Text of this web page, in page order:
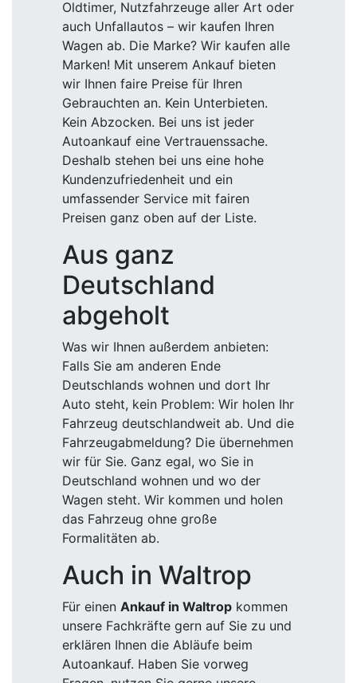
Oldtimer, Nutzfahrzeuge aller Art oder
auch Unfallautos – wir kaufen Ihren
Wagen ab. Die Marke? Wir kaufen alle
Marken! Mit unserem Ankauf bieten
wir Ihnen faire Preise für Ihren
Gebrauchten an. Kein Unterbieten.
Kein Abzocken. Bei uns ist jeder
Autoankauf eine Vertrauenssache.
Deshalb stehen bei uns eine hohe
Kundenzufriedenheit und ein
umfassender Service mit fairen
Preisen ganz oben auf der Liste.
Aus ganz
Deutschland
abgeholt
Was wir Ihnen außerdem anbieten:
Falls Sie am anderen Ende
Deutschlands wohnen und dort Ihr
Auto steht, kein Problem: Wir holen Ihr
Fahrzeug deutschlandweit ab. Und die
Fahrzeugabmeldung? Die übernehmen
wir für Sie. Ganz egal, wo Sie in
Deutschland wohnen und wo der
Wagen steht. Wir kommen und holen
das Fahrzeug ohne große
Formalitäten ab.
Auch in Waltrop
Für einen Ankauf in Waltrop kommen
unsere Fachkräfte gern auf Sie zu und
erklären Ihnen die Abläufe beim
Autoankauf. Haben Sie vorweg